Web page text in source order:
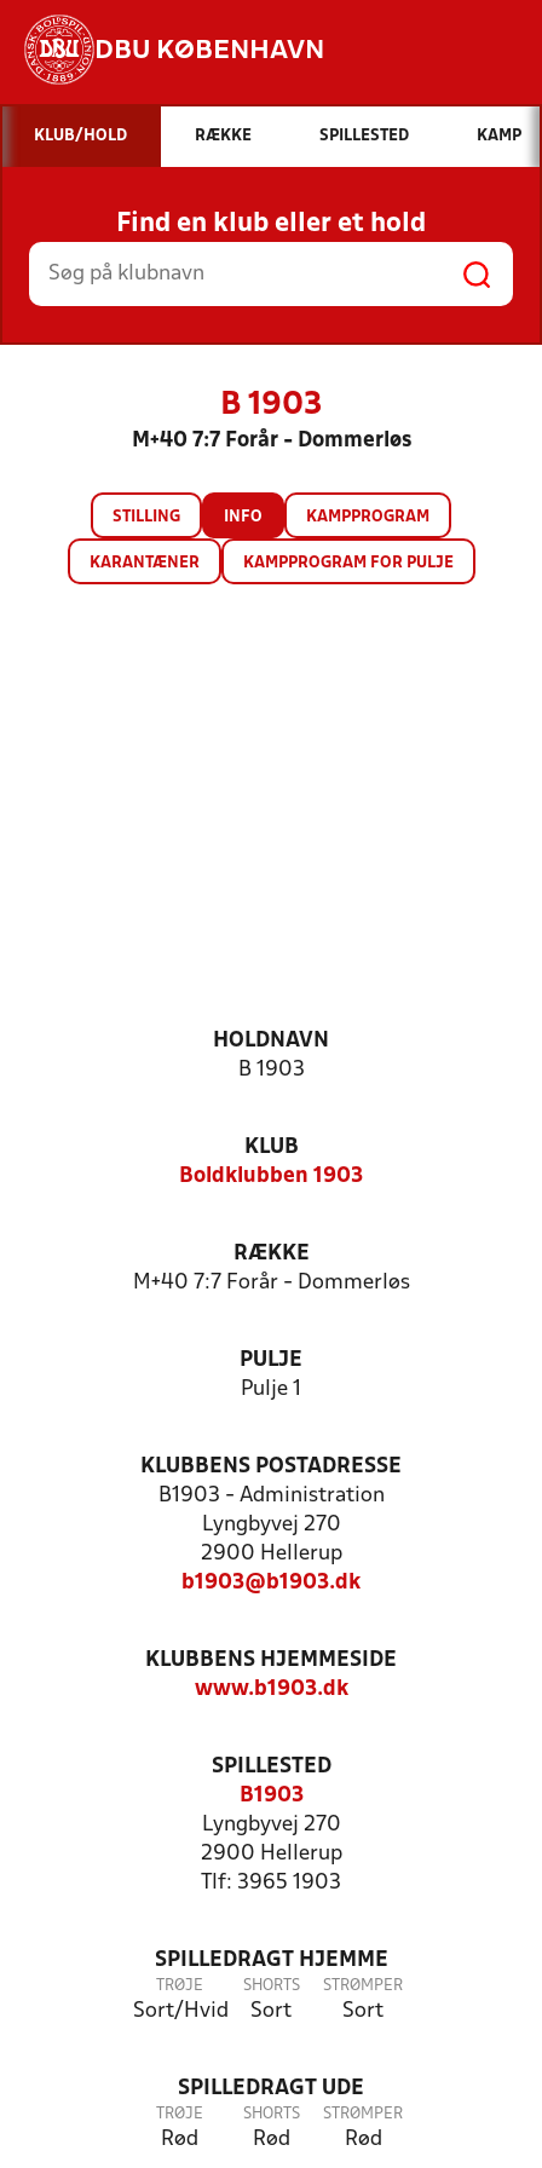
DBU KØBENHAVN
Hvad vil du søge efter?
INDHOLD OG NYHEDER
STILLINGER, RESULTATER, KLUBBER OG
HOLD
KLUB/HOLD RÆKKE SPILLESTED KAMP
Find en klub eller et hold
B 1903
M+40 7:7 Forår - Dommerløs
STILLING INFO KAMPPROGRAM
KARANTÆNER KAMPPROGRAM FOR PULJE
HOLDNAVN
B 1903
KLUB
Boldklubben 1903
RÆKKE
M+40 7:7 Forår - Dommerløs
PULJE
Pulje 1
KLUBBENS POSTADRESSE
B1903 - Administration
Lyngbyvej 270
2900 Hellerup
b1903@b1903.dk
KLUBBENS HJEMMESIDE
www.b1903.dk
SPILLESTED
B1903
Lyngbyvej 270
2900 Hellerup
Tlf: 3965 1903
SPILLEDRAGT HJEMME
TRØJE
Sort/Hvid
SHORTS
Sort
STRØMPER
Sort
SPILLEDRAGT UDE
TRØJE
Rød
SHORTS
Rød
STRØMPER
Rød